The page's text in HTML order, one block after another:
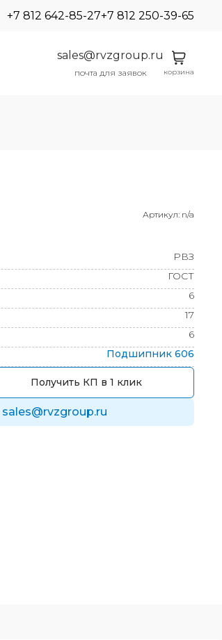
+7 812 642-85-27+7 812 250-39-65
sales@rvzgroup.ru
почта для заявок корзина
Артикул: n/a
РВЗ
ГОСТ
6
17
6
Подшипник 606
Получить КП в 1 клик
sales@rvzgroup.ru